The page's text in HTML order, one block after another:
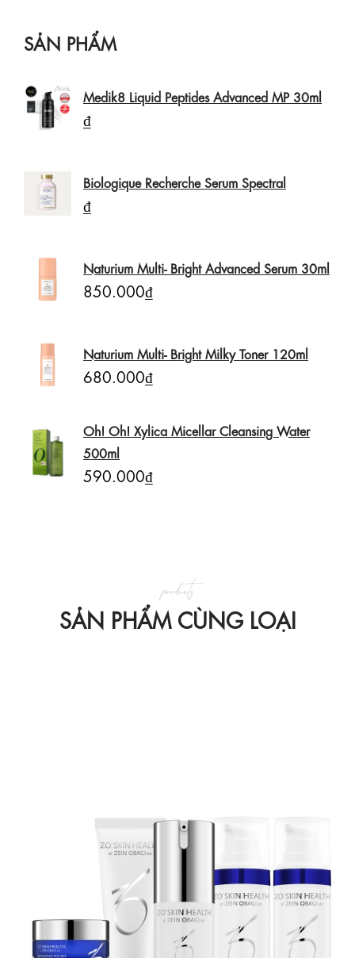
SẢN PHẨM
Medik8 Liquid Peptides Advanced MP 30ml
₫
Biologique Recherche Serum Spectral
₫
Naturium Multi- Bright Advanced Serum 30ml
850.000₫
Naturium Multi- Bright Milky Toner 120ml
680.000₫
Oh! Oh! Xylica Micellar Cleansing Water
500ml
590.000₫
SẢN PHẨM CÙNG LOẠI
products